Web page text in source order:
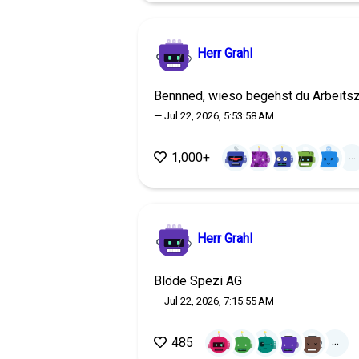
Herr Grahl
Bennned, wieso begehst du
— Jul 22, 2026, 5:53:58 AM
1,000+ ...
Herr Grahl
Blöde Spezi AG
— Jul 22, 2026, 7:15:55 AM
485 ...